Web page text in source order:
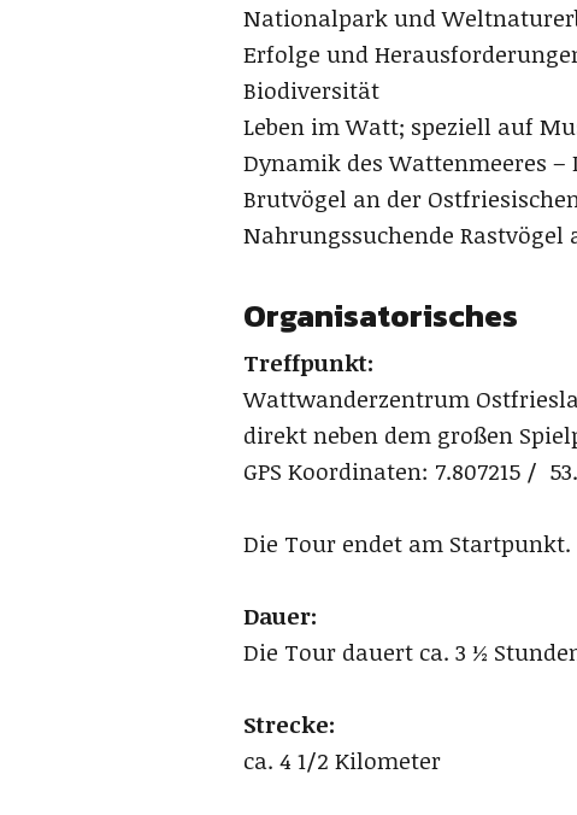
Nationalpark und
Erfolge und
Biodiversität
Leben im Watt; speziell auf
Dynamik des Wattenmeeres
Brutvögel an der
Nahrungssuchende
Organisatorisches
Treffpunkt:
Wattwanderzentrum
direkt neben dem großen
GPS Koordinaten: 7.807215 /
Die Tour endet am Startpunkt.
Dauer:
Die Tour dauert ca. 3 ½
Strecke:
ca. 4 1/2 Kilometer